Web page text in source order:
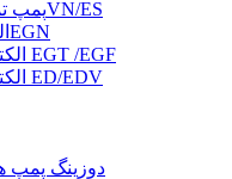
پمپ تمام استیل مستغرقVN/ES
الکترو پمپ مستغرقEGN
الکترو پمپ تمام استیل EGT /EGF
الکترو پمپ تمام استیل ED/EDV
دوزینگ پمپ